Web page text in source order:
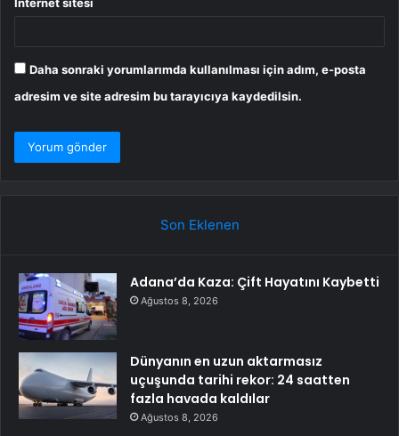
Daha sonraki yorumlarımda kullanılması için adım, e-posta
adresim ve site adresim bu tarayıcıya kaydedilsin.
Son Eklenen
Adana’da Kaza: Çift Hayatını Kaybetti
Ağustos 8, 2026
Dünyanın en uzun aktarmasız
uçuşunda tarihi rekor: 24 saatten
fazla havada kaldılar
Ağustos 8, 2026